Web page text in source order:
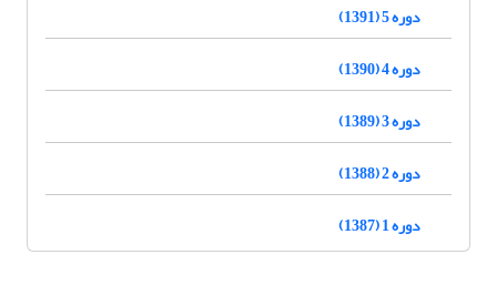
دوره 5 (1391)
دوره 4 (1390)
دوره 3 (1389)
دوره 2 (1388)
دوره 1 (1387)